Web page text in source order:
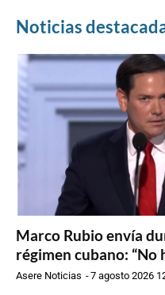
Noticias
Marco Rubio envía
régimen cubano: “No
Asere Noticias -7 agosto 2026